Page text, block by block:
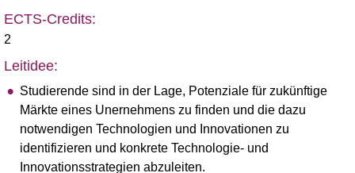
ECTS-Credits:
2
Leitidee:
Studierende sind in der Lage, Potenziale für zukünftige
Märkte eines Unernehmens zu finden und die dazu
notwendigen Technologien und Innovationen zu
identifizieren und konkrete Technologie- und
Innovationsstrategien abzuleiten.